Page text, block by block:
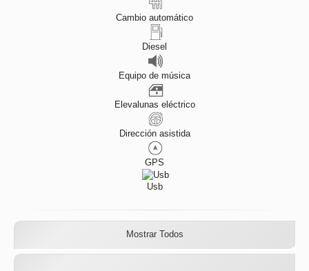
Cambio automático
Diesel
Equipo de música
Elevalunas eléctrico
Dirección asistida
GPS
Usb
Mostrar Todos